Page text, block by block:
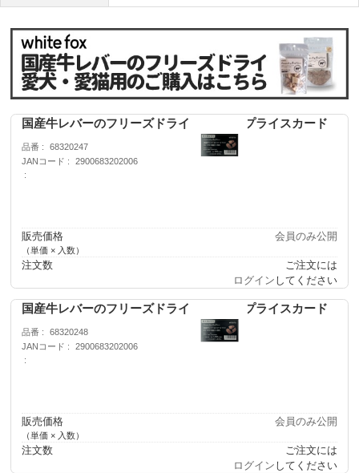
国産牛レバーのフリーズドライ 犬用 10g プライスカード
品番
68320247
JANコード
2900683202006
販売価格
（単価 × 入数）
会員のみ公開
注文数
ご注文には
ログイン してください
国産牛レバーのフリーズドライ 犬用 30g プライスカード
品番
68320248
JANコード
2900683202006
販売価格
（単価 × 入数）
会員のみ公開
注文数
ご注文には
ログイン してください